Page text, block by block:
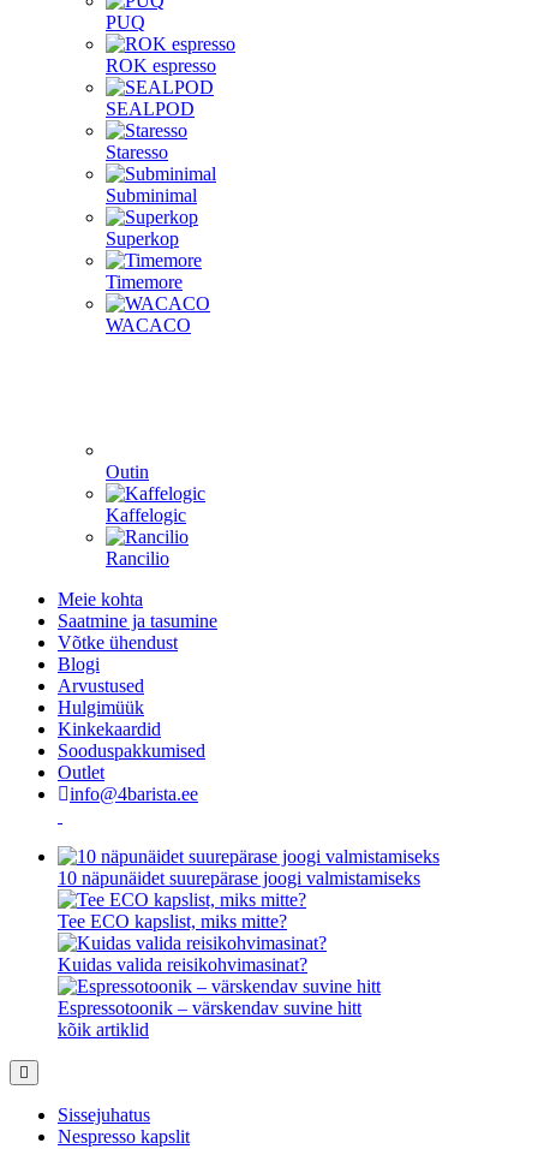
PUQ
ROK espresso
SEALPOD
Staresso
Subminimal
Superkop
Timemore
WACACO
Outin
Kaffelogic
Rancilio
Meie kohta
Saatmine ja tasumine
Võtke ühendust
Blogi
Arvustused
Hulgimüük
Kinkekaardid
Sooduspakkumised
Outlet
info@4barista.ee
10 näpunäidet suurepärase joogi valmistamiseks
Tee ECO kapslist, miks mitte?
Kuidas valida reisikohvimasinat?
Espressotoonik – värskendav suvine hitt
kõik artiklid
Sissejuhatus
Nespresso kapslit